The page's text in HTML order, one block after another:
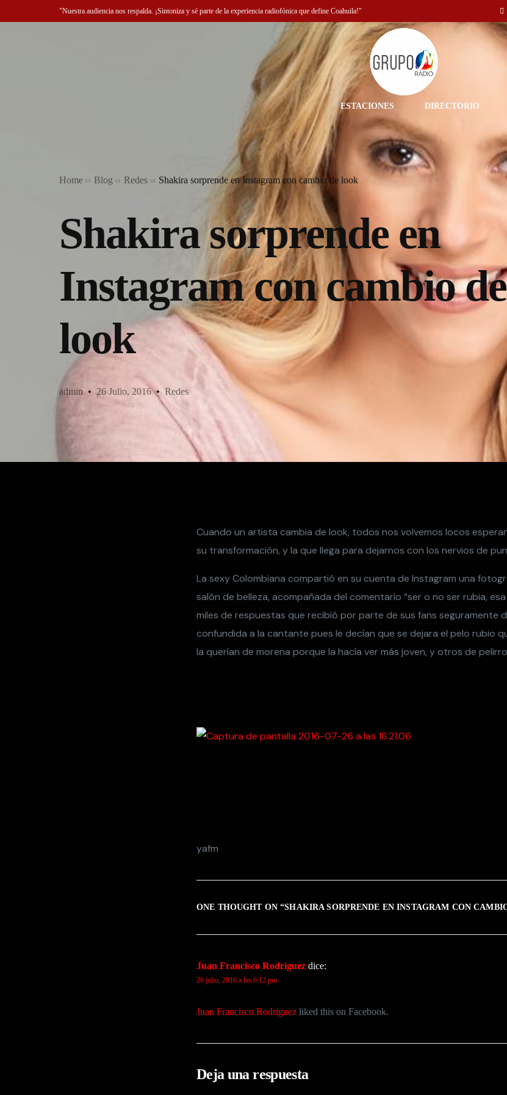
"Nuestra audiencia nos respalda. ¡Sintoniza y sé parte de la experiencia radiofónica que define Coahuila!"
ESTACIONES DIRECTORIO
Home Blog Redes Shakira sorprende en Instagram con cambio de look
Shakira sorprende en
Instagram con cambio de
look
admin 26 Julio, 2016 Redes
Cuando un artista cambia de look, todos nos volvemos locos
su transformación, y la que llega para dejarnos con los nervios de
La sexy Colombiana compartió en su cuenta de Instagram una
salón de belleza, acompañada del comentario “ser o no ser rubia,
miles de respuestas que recibió por parte de sus fans seguramente
confundida a la cantante pues le decían que se dejara el pelo rubio
la querían de morena porque la hacía ver más joven, y otros de
yafm
ONE THOUGHT ON “SHAKIRA SORPRENDE EN INSTAGRAM CON
Juan Francisco Rodriguez dice:
26 julio, 2016 a las 6:12 pm
Juan Francisco Rodriguez liked this on Facebook.
Deja una respuesta